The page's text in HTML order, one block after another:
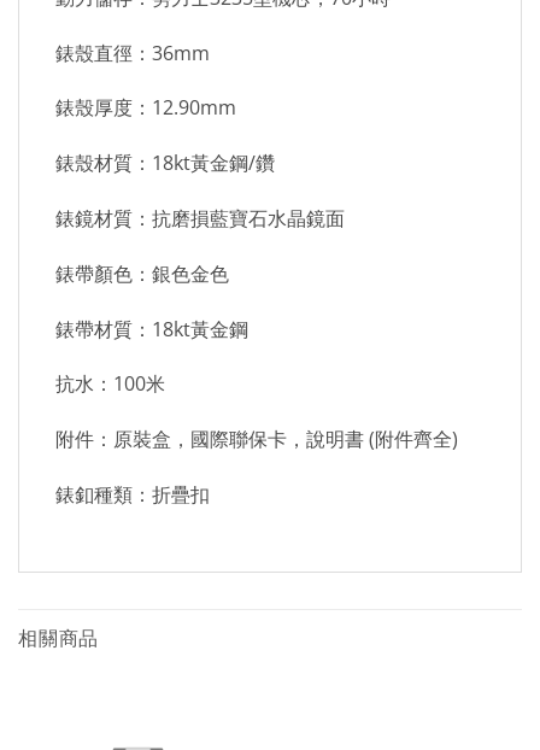
錶殼直徑：36mm
錶殼厚度：12.90mm
錶殼材質：18kt黃金鋼/鑽
錶鏡材質：抗磨損藍寶石水晶鏡面
錶帶顏色：銀色金色
錶帶材質：18kt黃金鋼
抗水：100米
附件：原裝盒，國際聯保卡，說明書 (附件齊全)
錶釦種類：折疊扣
相關商品